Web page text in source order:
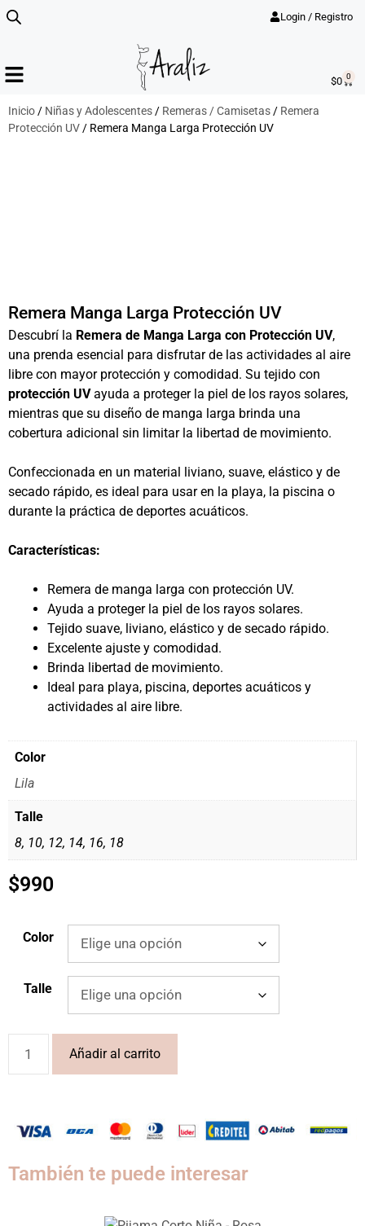
$0 0
Login / Registro
Inicio/ Niñas y Adolescentes/ Remeras / Camisetas/ Remera
Protección UV/ Remera Manga Larga Protección UV
Remera Manga Larga Protección UV
Descubrí la Remera de Manga Larga con Protección UV,
una prenda esencial para disfrutar de las actividades al aire
libre con mayor protección y comodidad. Su tejido con
protección UVayuda a proteger la piel de los rayos solares,
mientras que su diseño de manga larga brinda una
cobertura adicional sin limitar la libertad de movimiento.
Confeccionada en un material liviano, suave, elástico y de
secado rápido, es ideal para usar en la playa, la piscina o
durante la práctica de deportes acuáticos.
Características:
Remera de manga larga con protección UV.
Ayuda a proteger la piel de los rayos solares.
Tejido suave, liviano, elástico y de secado rápido.
Excelente ajuste y comodidad.
Brinda libertad de movimiento.
Ideal para playa, piscina, deportes acuáticos y
actividades al aire libre.
Color
Lila
Talle
8, 10, 12, 14, 16, 18
$990
Color
Talle
Añadir al carrito
También te puede interesar